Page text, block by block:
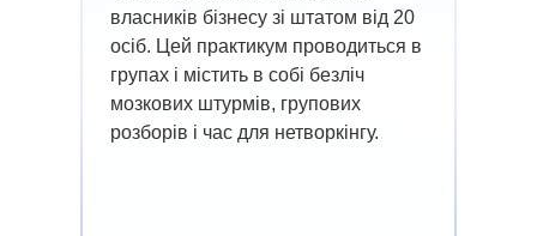
власників бізнесу зі штатом від 20
осіб. Цей практикум проводиться в
групах і містить в собі безліч
мозкових штурмів, групових
розборів і час для нетворкінгу.